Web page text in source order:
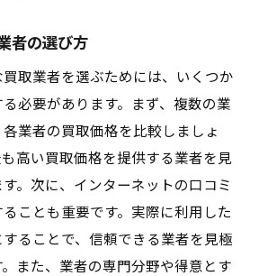
者の選び方
取業者を選ぶためには、いくつか
必要があります。まず、複数の業
業者の買取価格を比較しましょ
高い買取価格を提供する業者を見
。次に、インターネットの口コミ
ことも重要です。実際に利用した
ることで、信頼できる業者を見極
また、業者の専門分野や得意とす